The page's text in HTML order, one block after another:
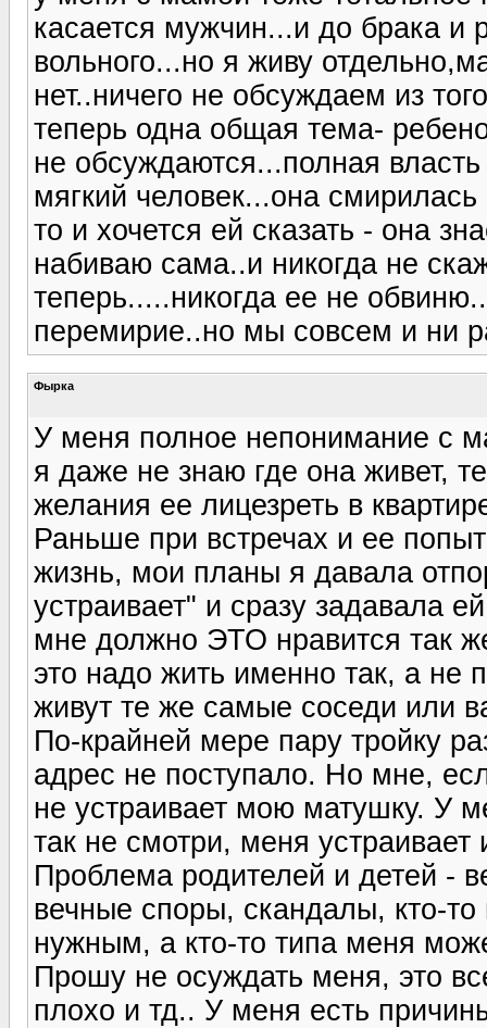
касается мужчин...и до брака и
вольного...но я живу
нет..ничего не обсуждаем из
теперь одна общая тема-
не обсуждаются...полная
мягкий человек...она
то и хочется ей сказать - она
набиваю сама..и никогда не
теперь.....никогда ее не
перемирие..но мы совсем и ни
Фырка
У меня полное непонимание с
я даже не знаю где она живет,
желания ее лицезреть в
Раньше при встречах и ее
жизнь, мои планы я давала
устраивает" и сразу задавала
мне должно ЭТО нравится так
это надо жить именно так, а не
живут те же самые соседи или
По-крайней мере пару тройку
адрес не поступало. Но мне,
не устраивает мою матушку. У
так не смотри, меня устраивает
Проблема родителей и детей -
вечные споры, скандалы, кто-
нужным, а кто-то типа меня
Прошу не осуждать меня, это
плохо и тд.. У меня есть